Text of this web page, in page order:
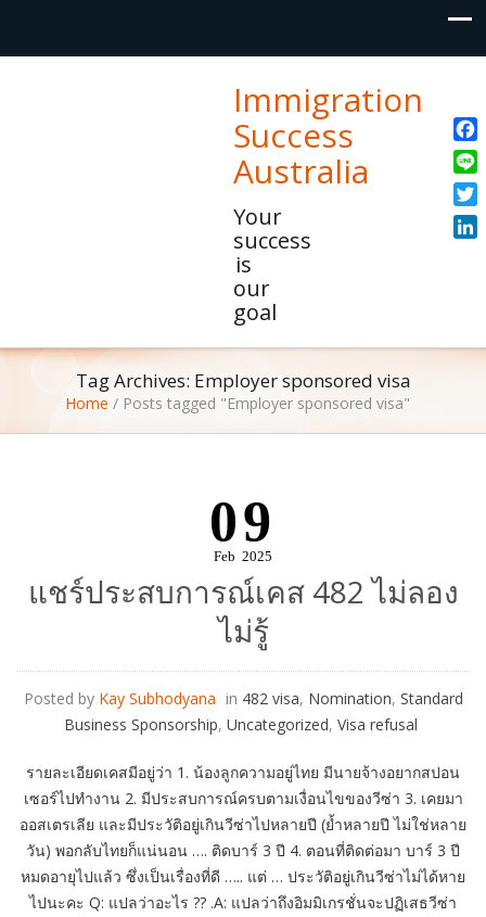
Immigration
Success
Australia
Your
success
is
our
goal
Tag Archives: Employer sponsored visa
Home / Posts tagged "Employer sponsored visa"
09
Feb 2025
แชร์ประสบการณ์เคส 482 ไม่ลอง
ไม่รู้
Posted by Kay Subhodyana in 482 visa, Nomination, Standard
Business Sponsorship, Uncategorized, Visa refusal
รายละเอียดเคสมีอยู่ว่า 1. น้องลูกความอยู่ไทย มีนายจ้างอยากสปอน
เซอร์ไปทำงาน 2. มีประสบการณ์ครบตามเงื่อนไขของวีซ่า 3. เคยมา
ออสเตรเลีย และมีประวัติอยู่เกินวีซ่าไปหลายปี (ย้ำหลายปี ไม่ใช่หลาย
วัน) พอกลับไทยก็แน่นอน …. ติดบาร์ 3 ปี 4. ตอนที่ติดต่อมา บาร์ 3 ปี
หมดอายุไปแล้ว ซึ่งเป็นเรื่องที่ดี ….. แต่ … ประวัติอยู่เกินวีซ่าไม่ได้หาย
ไปนะคะ Q: แปลว่าอะไร ?? .A: แปลว่าถึงอิมมิเกรชั่นจะปฏิเสธวีซ่า
Line